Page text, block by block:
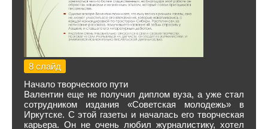
8 слайд
Начало творческого пути
Валентин еще не получил диплом вуза, а уже стал
сотрудником издания «Советская молодежь» в
Иркутске. С этой газеты и началась его творческая
карьера. Он не очень любил журналистику, хотел